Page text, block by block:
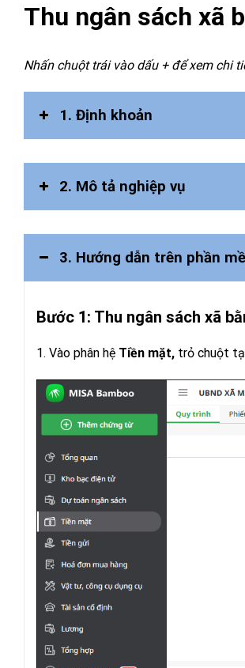
Thu ngân sách xã
Nhấn chuột trái vào dấu + để xem chi
1. Định khoản
2. Mô tả nghiệp vụ
Lập bảng kê chứng từ đề
định.
3. Hướng dẫn trên phần
Bước 1: Thu ngân sách xã
1. Vào phân hệ Tiền mặt, trỏ chuột